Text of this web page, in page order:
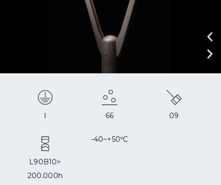
I 66 09
L90B10>
200.000h
-40~+50ºC